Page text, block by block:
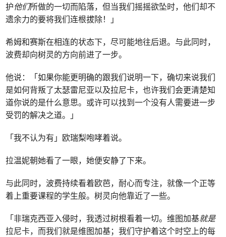
护他们所做的一切而陷落，但当我们摇摇欲坠时，他们却不
遗余力的要将我们连根拔除！」
希姆和赛斯在相连的状态下，尽可能地往后退。与此同时，
波费却向树灵的方向前进了一步。
他说：「如果你能更明确的跟我们说明一下，确切来说我们
是如何背叛了太瑟雷尼亚以及拉尼卡，也许我们会更清楚知
道你说的是什么意思。或许可以找到一个没有人需要进一步
受罚的解决之道。」
「我不认为有」欧瑞梨咆哮着说。
拉温妮朝她看了一眼，她便安静了下来。
与此同时，波费持续看着欧芭，耐心而专注，就像一个正等
着上重要课程的学生般。树灵向他靠近了一些。
「非瑞克西亚入侵时，我透过树根看着一切。维图加基就是
拉尼卡，而我们就是维图加基；我们守护着这个时空上的每